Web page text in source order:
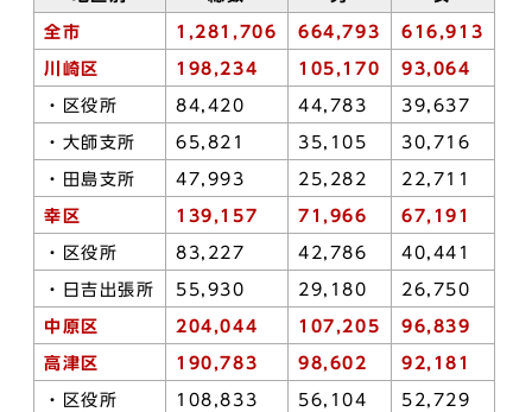
全市 1,281,706 664,793 616,913
川崎区 198,234 105,170 93,064
・区役所 84,420 44,783 39,637
・大師支所 65,821 35,105 30,716
・田島支所 47,993 25,282 22,711
幸区 139,157 71,966 67,191
・区役所 83,227 42,786 40,441
・日吉出張所 55,930 29,180 26,750
中原区 204,044 107,205 96,839
高津区 190,783 98,602 92,181
・区役所 108,833 56,104 52,729